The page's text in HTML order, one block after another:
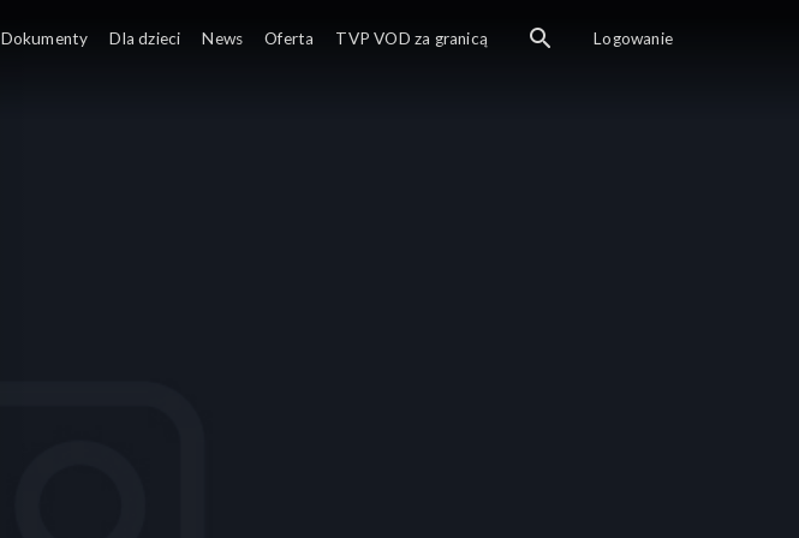
Dokumenty Dla dzieci News Oferta TVP VOD za granicą Logowanie